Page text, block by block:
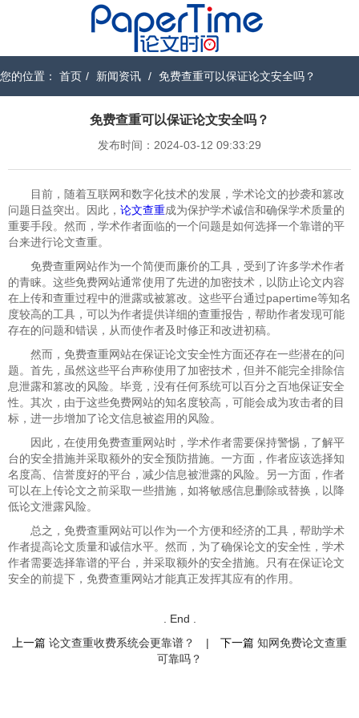
您的位置： 首页 / 新闻资讯 / 免费查重可以保证论文安全吗？
免费查重可以保证论文安全吗？
发布时间：2024-03-12 09:33:29
目前，随着互联网和数字化技术的发展，学术论文的抄袭和篡改
问题日益突出。因此， 论文查重成为保护学术诚信和确保学术质量的
重要手段。然而，学术作者面临的一个问题是如何选择一个靠谱的平
台来进行论文查重。
免费查重网站作为一个简便而廉价的工具，受到了许多学术作者
的青睐。这些免费网站通常使用了先进的加密技术，以防止论文内容
在上传和查重过程中的泄露或被篡改。这些平台通过papertime等知名
度较高的工具，可以为作者提供详细的查重报告，帮助作者发现可能
存在的问题和错误，从而使作者及时修正和改进初稿。
然而，免费查重网站在保证论文安全性方面还存在一些潜在的问
题。首先，虽然这些平台声称使用了加密技术，但并不能完全排除信
息泄露和篡改的风险。毕竟，没有任何系统可以百分之百地保证安全
性。其次，由于这些免费网站的知名度较高，可能会成为攻击者的目
标，进一步增加了论文信息被盗用的风险。
因此，在使用免费查重网站时，学术作者需要保持警惕，了解平
台的安全措施并采取额外的安全预防措施。一方面，作者应该选择知
名度高、信誉度好的平台，减少信息被泄露的风险。另一方面，作者
可以在上传论文之前采取一些措施，如将敏感信息删除或替换，以降
低论文泄露风险。
总之，免费查重网站可以作为一个方便和经济的工具，帮助学术
作者提高论文质量和诚信水平。然而，为了确保论文的安全性，学术
作者需要选择靠谱的平台，并采取额外的安全措施。只有在保证论文
安全的前提下，免费查重网站才能真正发挥其应有的作用。
. End .
上一篇 论文查重收费系统会更靠谱？ | 下一篇 知网免费论文查重
可靠吗？